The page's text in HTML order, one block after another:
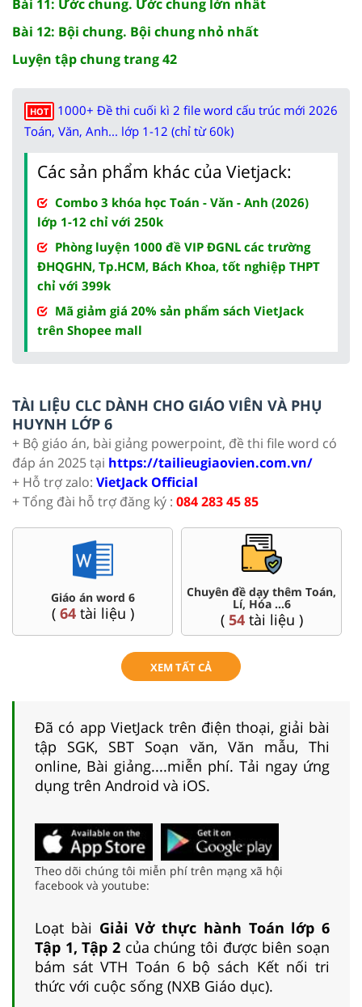
Bài 11: Ước chung. Ước chung lớn nhất
Bài 12: Bội chung. Bội chung nhỏ nhất
Luyện tập chung trang 42
HOT
1000+ Đề thi cuối kì 2 file word cấu trúc mới 2026
Toán, Văn, Anh... lớp 1-12 (chỉ từ 60k)
Các sản phẩm khác của Vietjack:
Combo 3 khóa học Toán - Văn - Anh (2026)
lớp 1-12 chỉ với 250k
Phòng luyện 1000 đề VIP ĐGNL các trường
ĐHQGHN, Tp.HCM, Bách Khoa, tốt nghiệp THPT
chỉ với 399k
Mã giảm giá 20% sản phẩm sách VietJack
trên Shopee mall
TÀI LIỆU CLC DÀNH CHO GIÁO VIÊN VÀ PHỤ
HUYNH LỚP 6
+ Bộ giáo án, bài giảng powerpoint, đề thi file word có
đáp án 2025 tại https://tailieugiaovien.com.vn/
+ Hỗ trợ zalo: VietJack Official
+ Tổng đài hỗ trợ đăng ký : 084 283 45 85
Giáo án word 6
( 64tài liệu )
Chuyên đề dạy thêm Toán,
Lí, Hóa ...6
( 54tài liệu )
XEM TẤT CẢ
Đã có app VietJack trên điện thoại, giải bài
tập SGK, SBT Soạn văn, Văn mẫu, Thi
online, Bài giảng....miễn phí. Tải ngay ứng
dụng trên Android và iOS.
Theo dõi chúng tôi miễn phí trên mạng xã hội
facebook và youtube:
Loạt bài Giải Vở thực hành Toán lớp 6
Tập 1, Tập 2 của chúng tôi được biên soạn
bám sát VTH Toán 6 bộ sách Kết nối tri
thức với cuộc sống (NXB Giáo dục).